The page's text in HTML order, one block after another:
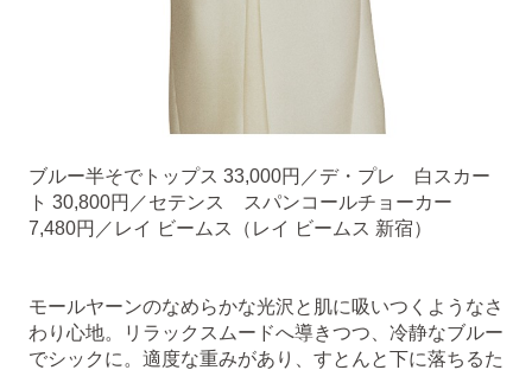
ブルー半そでトップス 33,000円／デ・プレ 白スカー
ト 30,800円／セテンス スパンコールチョーカー
7,480円／レイ ビームス（レイ ビームス 新宿）
モールヤーンのなめらかな光沢と肌に吸いつくようなさ
わり心地。リラックスムードへ導きつつ、冷静なブルー
でシックに。適度な重みがあり、すとんと下に落ちるた